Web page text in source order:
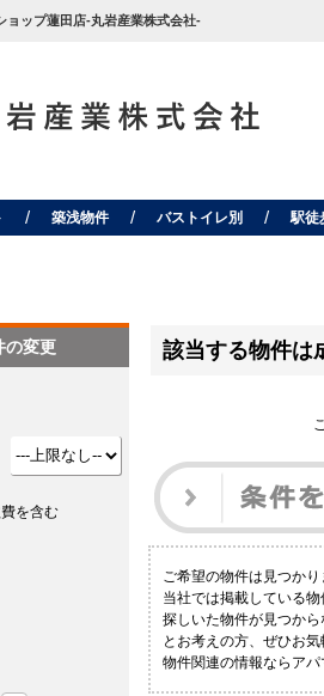
ョップ蓮田店-丸岩産業株式会社-
築浅物件 バストイレ別 駅徒
該当する物件は
ご希望の物件は見つかり
当社では掲載している
探しいた物件が見つか
とお考えの方、ぜひお
物件関連の情報ならア
の変更
を含む